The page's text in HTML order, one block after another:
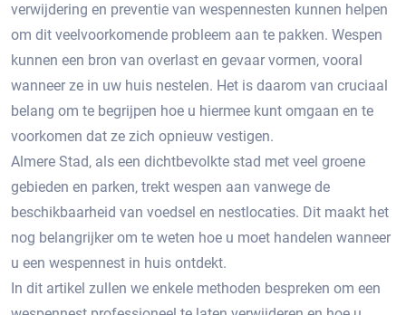
verwijdering en preventie van wespennesten kunnen helpen
om dit veelvoorkomende probleem aan te pakken.​ Wespen
kunnen een bron van overlast en gevaar vormen‚ vooral
wanneer ze in uw huis nestelen.​ Het is daarom van cruciaal
belang om te begrijpen hoe u hiermee kunt omgaan en te
voorkomen dat ze zich opnieuw vestigen.
Almere Stad‚ als een dichtbevolkte stad met veel groene
gebieden en parken‚ trekt wespen aan vanwege de
beschikbaarheid van voedsel en nestlocaties.​ Dit maakt het
nog belangrijker om te weten hoe u moet handelen wanneer
u een wespennest in huis ontdekt.​
In dit artikel zullen we enkele methoden bespreken om een